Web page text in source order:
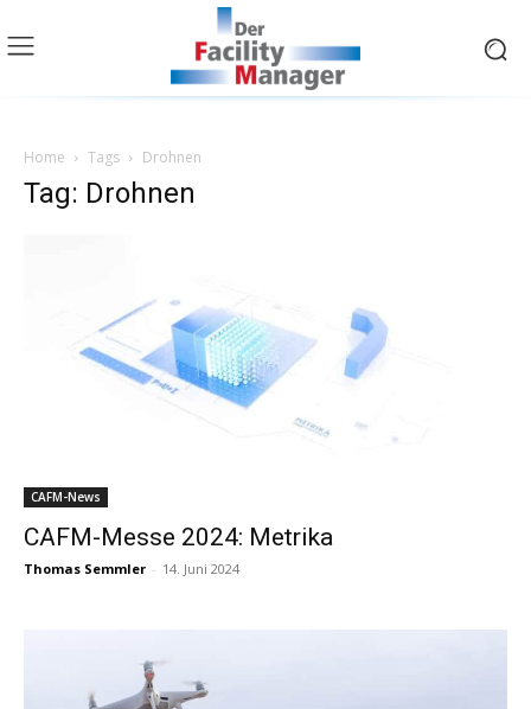
Home Tags Drohnen
Tag: Drohnen
CAFM-News
CAFM-Messe 2024: Metrika
Thomas Semmler - 14. Juni 2024